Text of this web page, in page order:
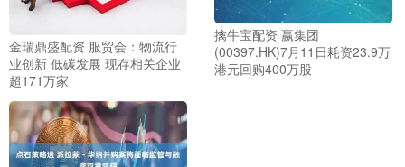
金瑞鼎盛配资 服贸会：物流行
业创新 低碳发展 现存相关企业
超171万家
擒牛宝配资 嬴集团
(00397.HK)7月11日耗资23.9万
港元回购400万股